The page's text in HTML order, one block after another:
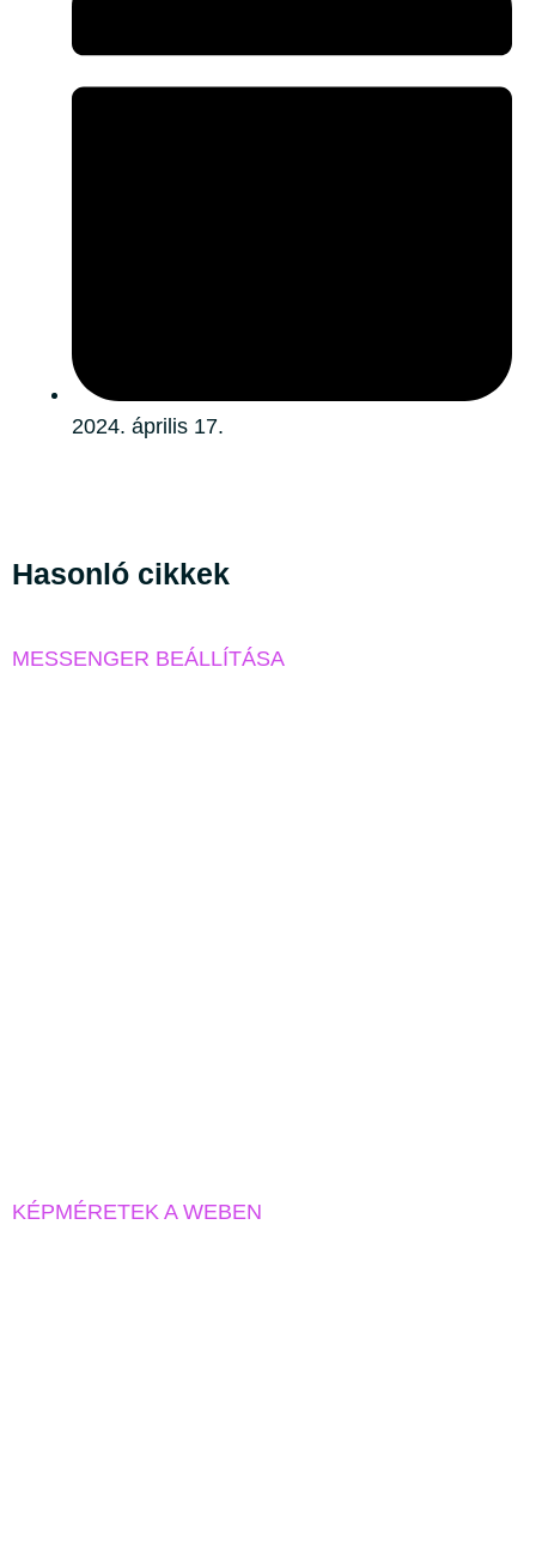
2024. április 17.
Hasonló cikkek
MESSENGER BEÁLLÍTÁSA
KÉPMÉRETEK A WEBEN